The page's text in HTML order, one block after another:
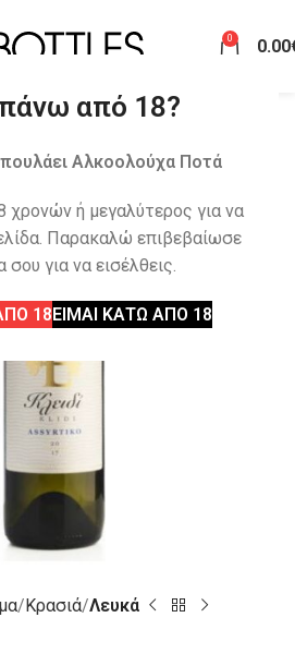
πάνω από 18?
Αλκοολούχα Ποτά
χρονών ή μεγαλύτερος για να
Παρακαλώ επιβεβαίωσε
σου για να εισέλθεις.
18ΕΙΜΑΙ ΚΑΤΩ ΑΠΟ 18
0 0.00
Κρασιά Λευκά